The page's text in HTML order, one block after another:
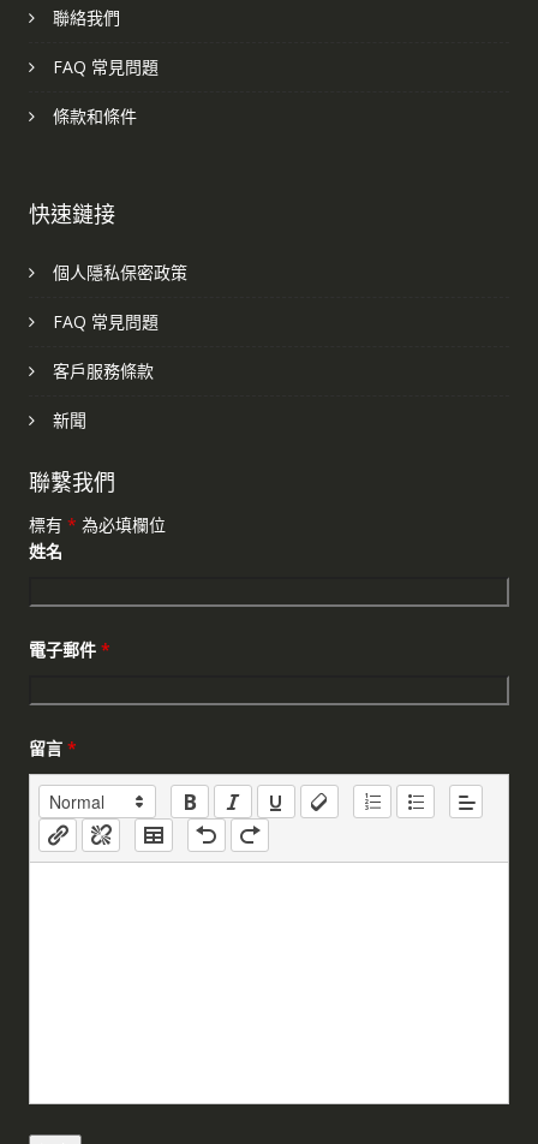
聯絡我們
FAQ 常見問題
條款和條件
快速鏈接
個人隱私保密政策
FAQ 常見問題
客戶服務條款
新聞
聯繫我們
標有 * 為必填欄位
姓名
電子郵件 *
留言 *